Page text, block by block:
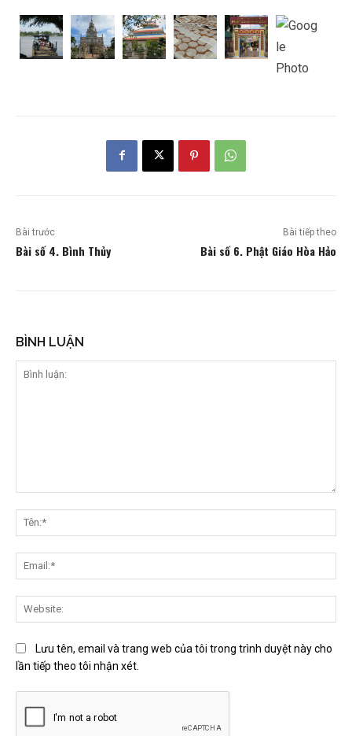
Bài trước
Bài số 4. Bình Thủy
Bài tiếp theo
Bài số 6. Phật Giáo Hòa Hảo
BÌNH LUẬN
luận:
Lưu tên, email và trang web của tôi trong trình duyệt này cho
lần tiếp theo tôi nhận xét.